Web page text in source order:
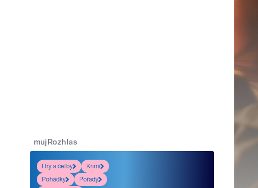
mujRozhlas
Hry a četby
Krimi
Pohádky
Pořady